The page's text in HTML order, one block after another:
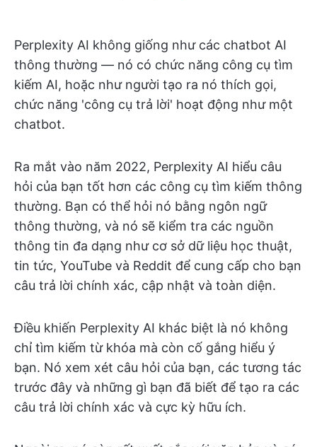
Perplexity AI không giống như các chatbot AI
thông thường — nó có chức năng công cụ tìm
kiếm AI, hoặc như người tạo ra nó thích gọi,
chức năng 'công cụ trả lời' hoạt động như một
chatbot.
Ra mắt vào năm 2022, Perplexity AI hiểu câu
hỏi của bạn tốt hơn các công cụ tìm kiếm thông
thường. Bạn có thể hỏi nó bằng ngôn ngữ
thông thường, và nó sẽ kiểm tra các nguồn
thông tin đa dạng như cơ sở dữ liệu học thuật,
tin tức, YouTube và Reddit để cung cấp cho bạn
câu trả lời chính xác, cập nhật và toàn diện.
Điều khiến Perplexity AI khác biệt là nó không
chỉ tìm kiếm từ khóa mà còn cố gắng hiểu ý
bạn. Nó xem xét câu hỏi của bạn, các tương tác
trước đây và những gì bạn đã biết để tạo ra các
câu trả lời chính xác và cực kỳ hữu ích.